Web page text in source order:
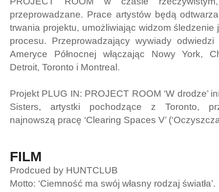
przeprowadzane. Prace artystów będą
trwania projektu, umożliwiając widzom śledzenie
procesu. Przeprowadzający wywiady
Ameryce Północnej włączając Nowy York,
Detroit, Toronto i Montreal.
Projekt PLUG IN: PROJECT ROOM ‘W drodze’
Sisters, artystki pochodzące z Toronto,
najnowszą pracę ‘Clearing Spaces V’
FILM
Prodcued by HUNTCLUB
Motto: ‘Ciemność ma swój własny rodzaj światła’.